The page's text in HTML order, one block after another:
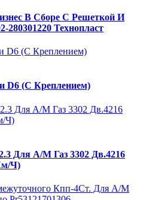
В Сборе С Решеткой И
Технопласт
D6 (С Креплением)
Для А/М Газ 3302 Дв.4216
Ч)